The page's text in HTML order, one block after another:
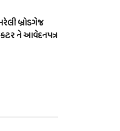
બ્રોડગેજ
ને આવેદનપત્ર